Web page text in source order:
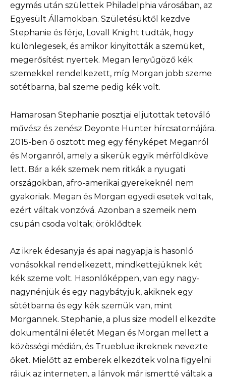
egymás után születtek Philadelphia városában, az
Egyesült Államokban. Születésüktől kezdve
Stephanie és férje, Lovall Knight tudták, hogy
különlegesek, és amikor kinyitották a szemüket,
megerősítést nyertek. Megan lenyűgöző kék
szemekkel rendelkezett, míg Morgan jobb szeme
sötétbarna, bal szeme pedig kék volt.
Hamarosan Stephanie posztjai eljutottak tetováló
művész és zenész Deyonte Hunter hírcsatornájára.
2015-ben ő osztott meg egy fényképet Meganról
és Morganról, amely a sikerük egyik mérföldköve
lett. Bár a kék szemek nem ritkák a nyugati
országokban, afro-amerikai gyerekeknél nem
gyakoriak. Megan és Morgan egyedi esetek voltak,
ezért váltak vonzóvá. Azonban a szemeik nem
csupán csoda voltak; öröklődtek.
Az ikrek édesanyja és apai nagyapja is hasonló
vonásokkal rendelkezett, mindkettejüknek két
kék szeme volt. Hasonlóképpen, van egy nagy-
nagynénjük és egy nagybátyjuk, akiknek egy
sötétbarna és egy kék szemük van, mint
Morgannek. Stephanie, a plus size modell elkezdte
dokumentálni életét Megan és Morgan mellett a
közösségi médián, és Trueblue ikreknek nevezte
őket. Mielőtt az emberek elkezdtek volna figyelni
rájuk az interneten, a lányok már ismertté váltak a